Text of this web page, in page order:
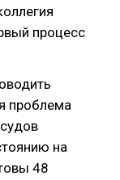
процесс
проблема
на
48